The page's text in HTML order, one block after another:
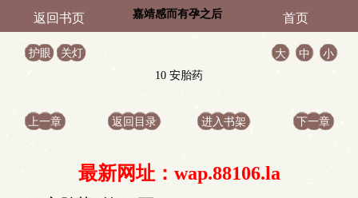
返回书页 嘉靖感而有孕之后 首页
护眼 关灯 大 中
小
10 安胎药
上一章 返回目录 进入书架 下一章
最新网址：wap.88106.la